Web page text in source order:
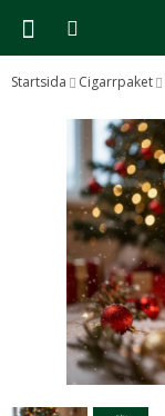
Startsida Cigarrpaket